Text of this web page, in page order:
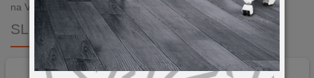
na Vašoj adresi paket je već za 24–48h.
SLIČNI PROIZVODI